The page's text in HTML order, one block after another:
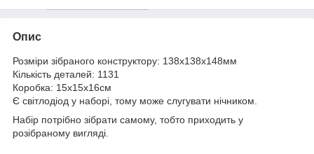
Опис
Розміри зібраного конструктору: 138х138х148мм
Кількість деталей: 1131
Коробка: 15х15х16см
Є світлодіод у наборі, тому може слугувати нічником.
Набір потрібно зібрати самому, тобто приходить у
розібраному вигляді.